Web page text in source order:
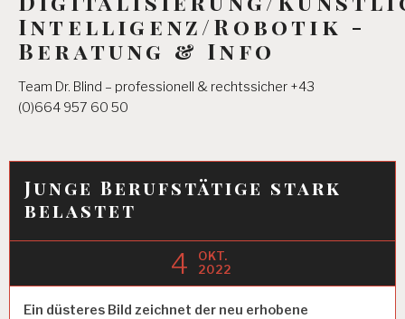
Intelligenz/Robotik -
Beratung & Info
Team Dr. Blind – professionell & rechtssicher +43
(0)664 957 60 50
Junge Berufstätige stark
belastet
4
OKT.
2022
Ein düsteres Bild zeichnet der neu erhobene